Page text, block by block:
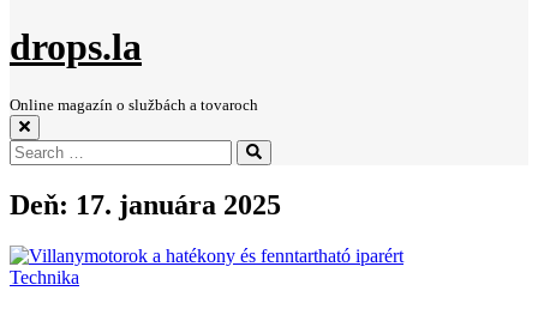
drops.la
Online magazín o službách a tovaroch
Search
for:
Search
Deň: 17. januára 2025
Technika